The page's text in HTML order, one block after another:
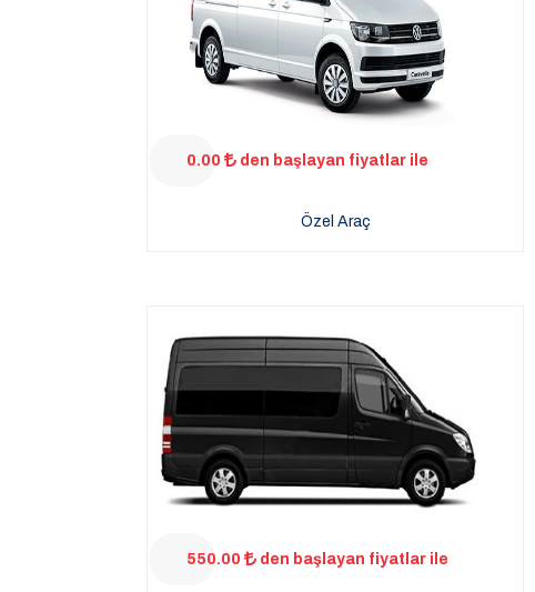
0.00 den başlayan fiyatlar ile
Özel Araç
550.00 den başlayan fiyatlar ile